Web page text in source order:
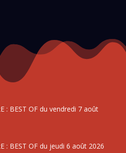
: BEST OF du vendredi 7 août
: BEST OF du jeudi 6 août 2026